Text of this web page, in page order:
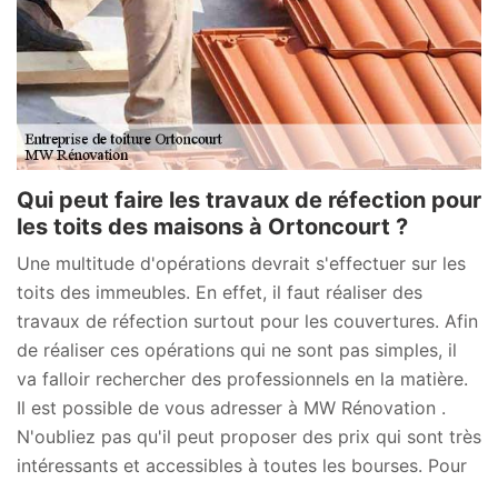
Qui peut faire les travaux de réfection pour
les toits des maisons à Ortoncourt ?
Une multitude d'opérations devrait s'effectuer sur les
toits des immeubles. En effet, il faut réaliser des
travaux de réfection surtout pour les couvertures. Afin
de réaliser ces opérations qui ne sont pas simples, il
va falloir rechercher des professionnels en la matière.
Il est possible de vous adresser à MW Rénovation .
N'oubliez pas qu'il peut proposer des prix qui sont très
intéressants et accessibles à toutes les bourses. Pour